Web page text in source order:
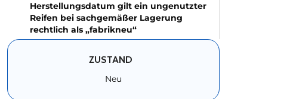
Herstellungsdatum gilt ein ungenutzter
Reifen bei sachgemäßer Lagerung
rechtlich als „fabrikneu“
ZUSTAND
Neu